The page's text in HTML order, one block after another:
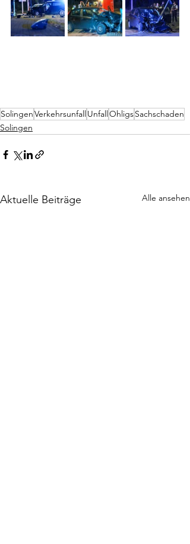
SolingenVerkehrsunfall Unfall OhligsSachschaden
Solingen
Aktuelle Beiträge Alle ansehen